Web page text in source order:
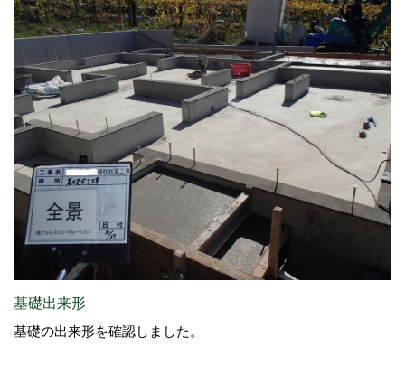
基礎出来形
基礎の出来形を確認しました。